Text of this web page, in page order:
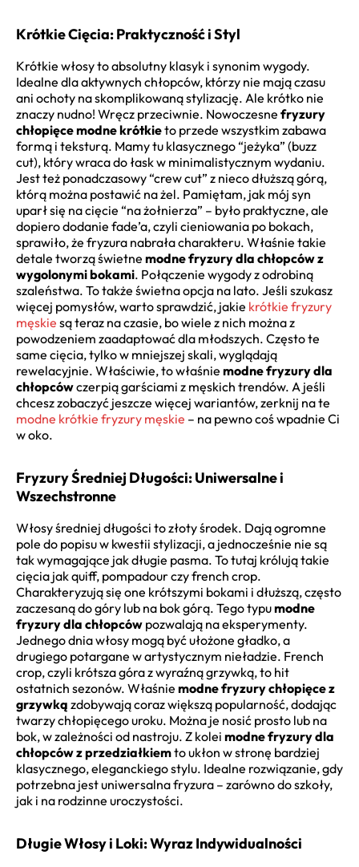
Krótkie Cięcia: Praktyczność i Styl
Krótkie włosy to absolutny klasyk i synonim wygody.
Idealne dla aktywnych chłopców, którzy nie mają czasu
ani ochoty na skomplikowaną stylizację. Ale krótko nie
znaczy nudno! Wręcz przeciwnie. Nowoczesne fryzury
chłopięce modne krótkieto przede wszystkim zabawa
formą i teksturą. Mamy tu klasycznego “jeżyka” (buzz
cut), który wraca do łask w minimalistycznym wydaniu.
Jest też ponadczasowy “crew cut” z nieco dłuższą górą,
którą można postawić na żel. Pamiętam, jak mój syn
uparł się na cięcie “na żołnierza” – było praktyczne, ale
dopiero dodanie fade’a, czyli cieniowania po bokach,
sprawiło, że fryzura nabrała charakteru. Właśnie takie
detale tworzą świetne modne fryzury dla chłopców z
wygolonymi bokami. Połączenie wygody z odrobiną
szaleństwa. To także świetna opcja na lato. Jeśli szukasz
więcej pomysłów, warto sprawdzić, jakie krótkie fryzury
męskie są teraz na czasie, bo wiele z nich można z
powodzeniem zaadaptować dla młodszych. Często te
same cięcia, tylko w mniejszej skali, wyglądają
rewelacyjnie. Właściwie, to właśnie modne fryzury dla
chłopcówczerpią garściami z męskich trendów. A jeśli
chcesz zobaczyć jeszcze więcej wariantów, zerknij na te
modne krótkie fryzury męskie – na pewno coś wpadnie Ci
w oko.
Fryzury Średniej Długości: Uniwersalne i
Wszechstronne
Włosy średniej długości to złoty środek. Dają ogromne
pole do popisu w kwestii stylizacji, a jednocześnie nie są
tak wymagające jak długie pasma. To tutaj królują takie
cięcia jak quiff, pompadour czy french crop.
Charakteryzują się one krótszymi bokami i dłuższą, często
zaczesaną do góry lub na bok górą. Tego typumodne
fryzury dla chłopców pozwalają na eksperymenty.
Jednego dnia włosy mogą być ułożone gładko, a
drugiego potargane w artystycznym nieładzie. French
crop, czyli krótsza góra z wyraźną grzywką, to hit
ostatnich sezonów. Właśnie modne fryzury chłopięce z
grzywką zdobywają coraz większą popularność, dodając
twarzy chłopięcego uroku. Można je nosić prosto lub na
bok, w zależności od nastroju. Z kolei modne fryzury dla
chłopców z przedziałkiemto ukłon w stronę bardziej
klasycznego, eleganckiego stylu. Idealne rozwiązanie, gdy
potrzebna jest uniwersalna fryzura – zarówno do szkoły,
jak i na rodzinne uroczystości.
Długie Włosy i Loki: Wyraz Indywidualności